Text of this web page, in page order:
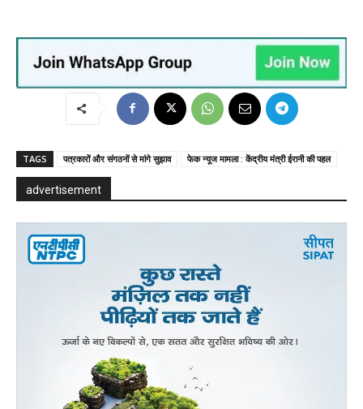
TAGS पत्रकारों और संगठनों से मांगे सुझाव फेक न्यूज मामला : केंद्रीय मंत्री ईरानी की पहल
advertisement